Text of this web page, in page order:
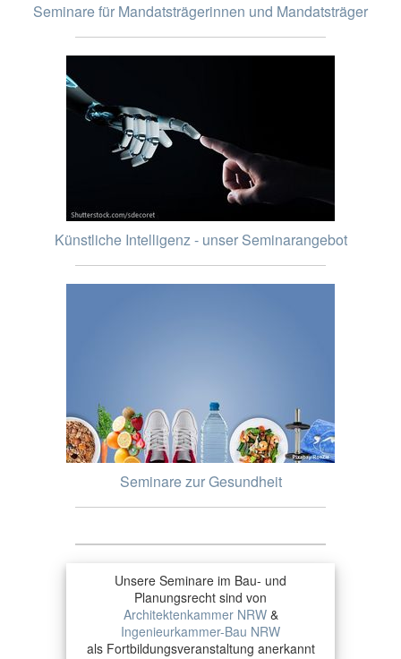
Seminare für Mandatsträgerinnen und Mandatsträger
Künstliche Intelligenz - unser Seminarangebot
Seminare zur Gesundheit
Unsere Seminare im Bau- und
Planungsrecht sind von
Architektenkammer NRW&
Ingenieurkammer-Bau NRW
als Fortbildungsveranstaltung anerkannt